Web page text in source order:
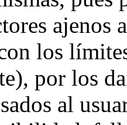
ajenos
los
por los
al